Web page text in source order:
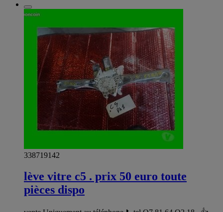
338719142
lève vitre c5 . prix 50 euro toute
pièces dispo